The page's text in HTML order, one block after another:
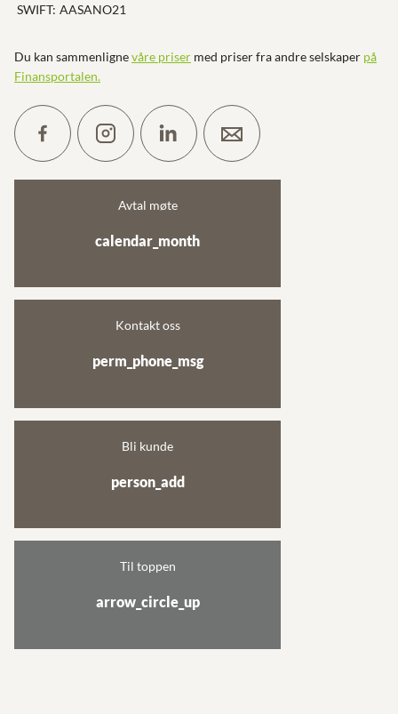
SWIFT: AASANO21
Du kan sammenlignevåre priser med priser fra andre selskaper på
Finansportalen.
Avtal møte
calendar_month
Kontakt oss
perm_phone_msg
Bli kunde
person_add
Til toppen
arrow_circle_up